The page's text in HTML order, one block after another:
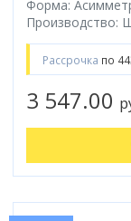
Форма:
Производство:
Рассрочка по
3 547.00